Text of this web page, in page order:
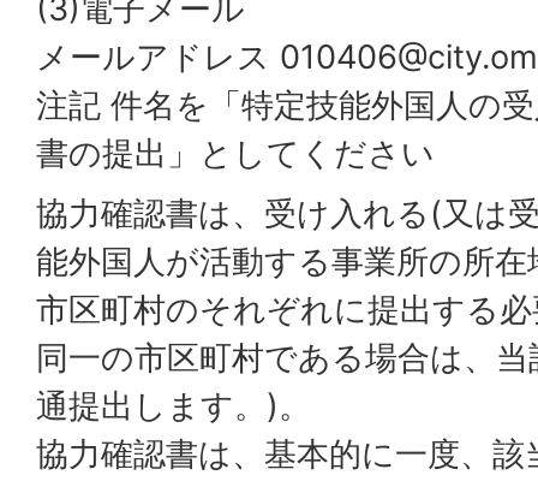
(3)電子メール
メールアドレス
注記 件名を「特定技能外国人の
書の提出」としてください
協力確認書は、受け入れる(又は
能外国人が活動する事業所の所
市区町村のそれぞれに提出する
同一の市区町村である場合は、
通提出します。)。
協力確認書は、基本的に一度、